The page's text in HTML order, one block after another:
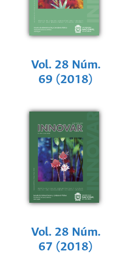
Vol. 28 Núm.
69 (2018)
Vol. 28 Núm.
67 (2018)